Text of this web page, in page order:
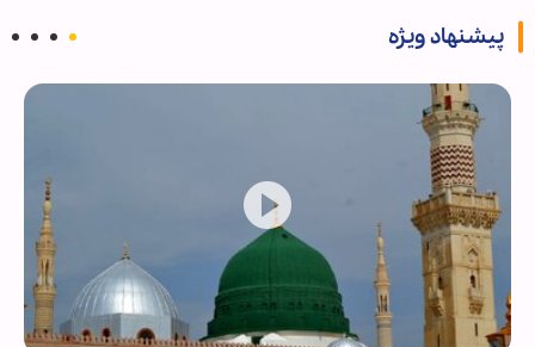
پیشنهاد ویژه